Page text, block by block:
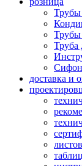
Трубы
Труба
доставка и